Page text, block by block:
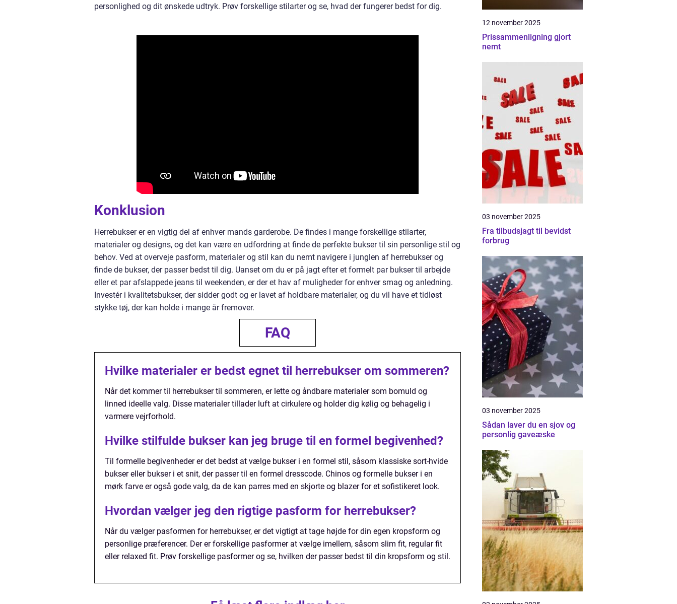
personlighed og dit ønskede udtryk. Prøv forskellige stilarter og se, hvad der fungerer bedst for dig.
Konklusion
Herrebukser er en vigtig del af enhver mands garderobe. De findes i mange forskellige stilarter,
materialer og designs, og det kan være en udfordring at finde de perfekte bukser til sin personlige stil og
behov. Ved at overveje pasform, materialer og stil kan du nemt navigere i junglen af herrebukser og
finde de bukser, der passer bedst til dig. Uanset om du er på jagt efter et formelt par bukser til arbejde
eller et par afslappede jeans til weekenden, er der et hav af muligheder for enhver smag og anledning.
Investér i kvalitetsbukser, der sidder godt og er lavet af holdbare materialer, og du vil have et tidløst
stykke tøj, der kan holde i mange år fremover.
FAQ
Hvilke materialer er bedst egnet til herrebukser om sommeren?
Når det kommer til herrebukser til sommeren, er lette og åndbare materialer som bomuld og
linned ideelle valg. Disse materialer tillader luft at cirkulere og holder dig kølig og behagelig i
varmere vejrforhold.
Hvilke stilfulde bukser kan jeg bruge til en formel begivenhed?
Til formelle begivenheder er det bedst at vælge bukser i en formel stil, såsom klassiske sort-hvide
bukser eller bukser i et snit, der passer til en formel dresscode. Chinos og formelle bukser i en
mørk farve er også gode valg, da de kan parres med en skjorte og blazer for et sofistikeret look.
Hvordan vælger jeg den rigtige pasform for herrebukser?
Når du vælger pasformen for herrebukser, er det vigtigt at tage højde for din egen kropsform og
personlige præferencer. Der er forskellige pasformer at vælge imellem, såsom slim fit, regular fit
eller relaxed fit. Prøv forskellige pasformer og se, hvilken der passer bedst til din kropsform og stil.
12 november 2025
Prissammenligning gjort
nemt
03 november 2025
Fra tilbudsjagt til bevidst
forbrug
03 november 2025
Sådan laver du en sjov og
personlig gaveæske